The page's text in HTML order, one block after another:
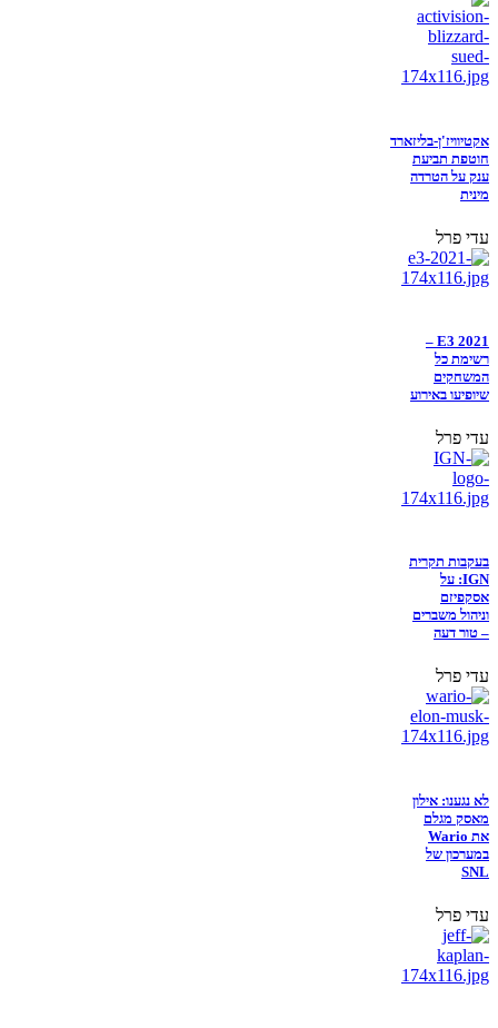
אקטיוויז'ן-בליזארד
חוטפת תביעת
ענק על הטרדה
מינית
עדי פרל
E3 2021 –
רשימת כל
המשחקים
שיופיעו באירוע
עדי פרל
בעקבות תקרית
IGN: על
אסקפיזם
וניהול משברים
– טור דעה
עדי פרל
לא נגענו: אילון
מאסק מגלם
את Wario
במערכון של
SNL
עדי פרל